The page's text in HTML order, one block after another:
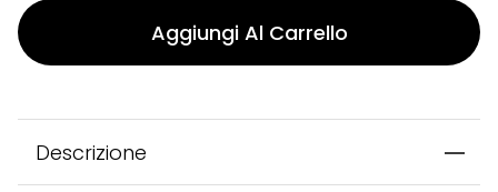
Aggiungi Al Carrello
Descrizione